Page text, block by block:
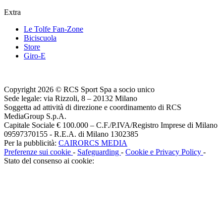
Extra
Le Tolfe Fan-Zone
Biciscuola
Store
Giro-E
Copyright 2026 © RCS Sport Spa a socio unico
Sede legale: via Rizzoli, 8 – 20132 Milano
Soggetta ad attività di direzione e coordinamento di RCS
MediaGroup S.p.A.
Capitale Sociale € 100.000 – C.F./P.IVA/Registro Imprese di Milano
09597370155 - R.E.A. di Milano 1302385
Per la pubblicità: CAIRORCS MEDIA
Preferenze sui cookie - Safeguarding - Cookie e Privacy Policy -
Stato del consenso ai cookie: